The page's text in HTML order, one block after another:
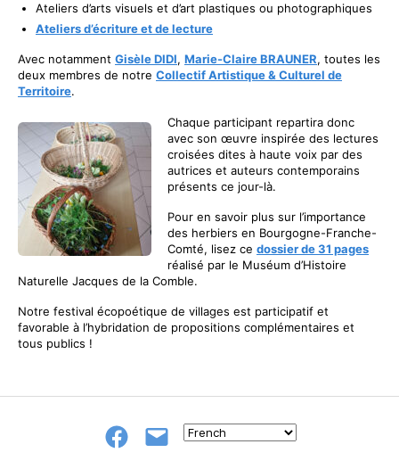
Ateliers d’arts visuels et d’art plastiques ou photographiques
Ateliers d’écriture et de lecture
Avec notamment Gisèle DIDI, Marie-Claire BRAUNER, toutes les
deux membres de notre Collectif Artistique & Culturel de
Territoire.
Chaque participant repartira donc
avec son œuvre inspirée des lectures
croisées dites à haute voix par des
autrices et auteurs contemporains
présents ce jour-là.
Pour en savoir plus sur l’importance
des herbiers en Bourgogne-Franche-
Comté, lisez ce dossier de 31 pages
réalisé par le Muséum d’Histoire
Naturelle Jacques de la Comble.
Notre festival écopoétique de villages est participatif et
favorable à l’hybridation de propositions complémentaires et
tous publics !
GroupeE-